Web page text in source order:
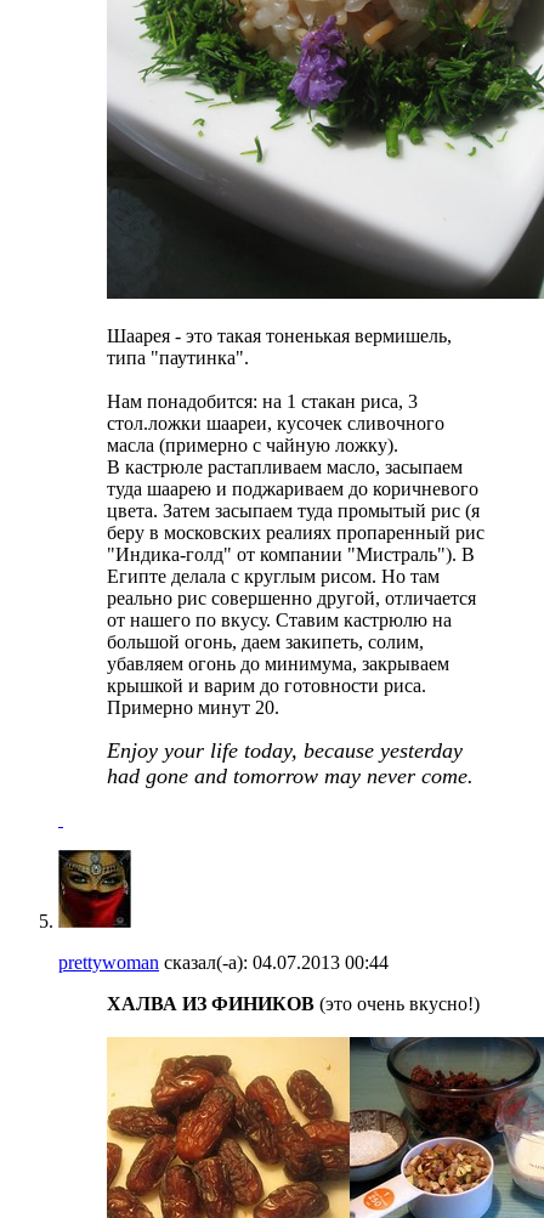
Шаарея - это такая тоненькая вермишель,
типа "паутинка".
Нам понадобится: на 1 стакан риса, 3
стол.ложки шаареи, кусочек сливочного
масла (примерно с чайную ложку).
В кастрюле растапливаем масло, засыпаем
туда шаарею и поджариваем до коричневого
цвета. Затем засыпаем туда промытый рис (я
беру в московских реалиях пропаренный рис
"Индика-голд" от компании "Мистраль"). В
Египте делала с круглым рисом. Но там
реально рис совершенно другой, отличается
от нашего по вкусу. Ставим кастрюлю на
большой огонь, даем закипеть, солим,
убавляем огонь до минимума, закрываем
крышкой и варим до готовности риса.
Примерно минут 20.
Enjoy your life today, because yesterday
had gone and tomorrow may never come.
prettywoman сказал(-а): 04.07.2013 00:44
ХАЛВА ИЗ ФИНИКОВ (это очень вкусно!)